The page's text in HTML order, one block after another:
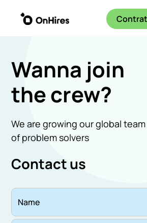
Wanna join
the crew?
We are growing our global team
of problem solvers
Contact us